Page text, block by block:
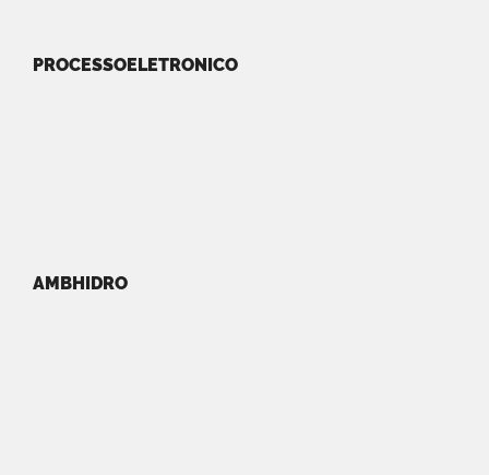
PROCESSOELETRONICO
AMBHIDRO